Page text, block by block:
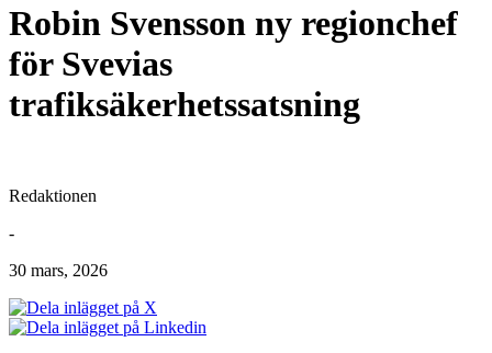
Robin Svensson ny regionchef
för Svevias
trafiksäkerhetssatsning
Redaktionen
-
30 mars, 2026